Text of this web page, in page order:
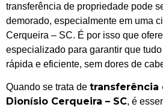
transferência de propriedade pode
demorado, especialmente em uma
Cerqueira – SC. É por isso que
especializado para garantir que
rápida e eficiente, sem dores de
Quando se trata de transferência
Dionísio Cerqueira – SC, é